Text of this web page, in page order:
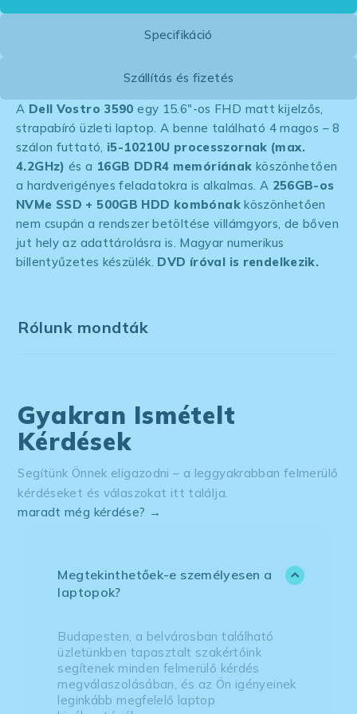
Specifikáció
Szállítás és fizetés
A Dell Vostro 3590 egy 15.6″-os FHD matt kijelzős,
strapabíró üzleti laptop. A benne található 4 magos – 8
szálon futtató, i5-10210U processzornak (max.
4.2GHz) és a 16GB DDR4 memóriának köszönhetően
a hardverigényes feladatokra is alkalmas. A 256GB-os
NVMe SSD + 500GB HDD kombónakköszönhetően
nem csupán a rendszer betöltése villámgyors, de bőven
jut hely az adattárolásra is. Magyar numerikus
billentyűzetes készülék. DVD íróval is rendelkezik.
Rólunk mondták
Gyakran Ismételt
Kérdések
Segítünk Önnek eligazodni – a leggyakrabban felmerülő
kérdéseket és válaszokat itt találja.
maradt még kérdése? →
Megtekinthetőek-e személyesen a
laptopok?
Budapesten, a belvárosban található
üzletünkben tapasztalt szakértőink
segítenek minden felmerülő kérdés
megválaszolásában, és az Ön igényeinek
leginkább megfelelő laptop